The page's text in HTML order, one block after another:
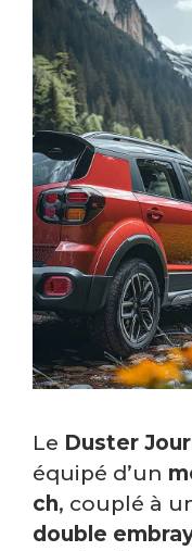
Le Duster
équipé d’un
ch, couplé à
double